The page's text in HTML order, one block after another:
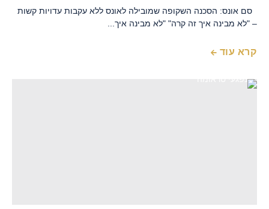
סם אונס: הסכנה השקופה שמובילה לאונס ללא עקבות עדויות קשות
– "לא מבינה איך זה קרה" "לא מבינה איך...
קרא עוד